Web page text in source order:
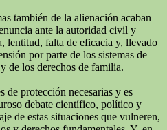
también de la alienación acaban
ante la autoridad civil y
lentitud, falta de eficacia y, llevado
por parte de los sistemas de
de los derechos de familia.
de protección necesarias y es
debate científico, político y
de estas situaciones que vulneren,